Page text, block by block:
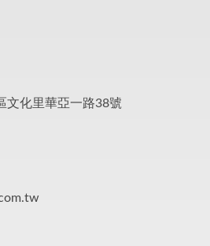
文化里華亞一路38號